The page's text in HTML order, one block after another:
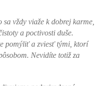
vždy viaže k dobrej karme,
a poctivosti duše.
pomýliť a zviesť tými, ktorí
Nevidíte totiž za